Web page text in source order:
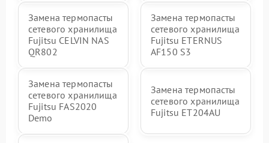
Замена термопасты
сетевого хранилища
Fujitsu CELVIN NAS
QR802
Замена термопасты
сетевого хранилища
Fujitsu ETERNUS
AF150 S3
Замена термопасты
сетевого хранилища
Fujitsu FAS2020
Demo
Замена термопасты
сетевого хранилища
Fujitsu ET204AU